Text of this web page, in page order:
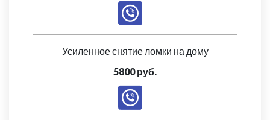
Усиленное снятие ломки на дому
5800 руб.